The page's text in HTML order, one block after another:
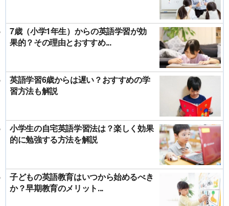
7歳（小学1年生）からの英語学習が効
果的？その理由とおすすめ...
英語学習6歳からは遅い？おすすめの学
習方法も解説
小学生の自宅英語学習法は？楽しく効果
的に勉強する方法を解説
子どもの英語教育はいつから始めるべき
か？早期教育のメリット...